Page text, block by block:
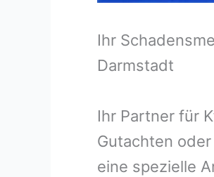
Ihr
Darmstadt
Ihr Partner für
Gutachten
eine spezielle